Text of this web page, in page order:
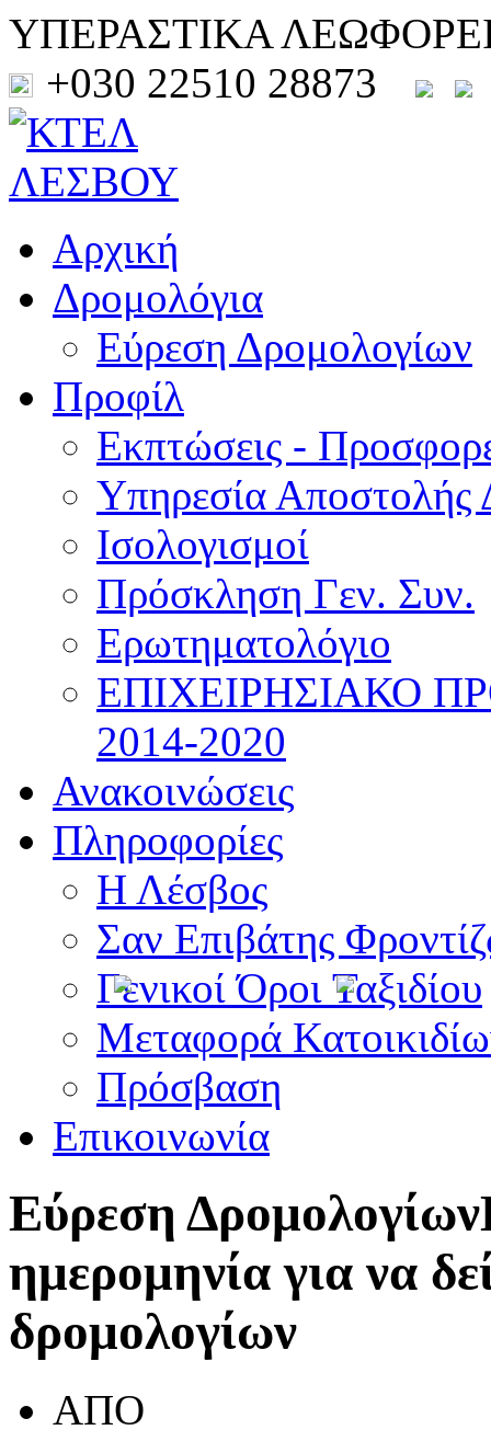
ΥΠΕΡΑΣΤΙΚΑ
+030 22510 28873
Αρχική
Δρομολόγια
Εύρεση Δρομολογίων
Προφίλ
Εκπτώσεις -
Υπηρεσία Αποστολής
Ισολογισμοί
Πρόσκληση Γεν. Συν.
Ερωτηματολόγιο
ΕΠΙΧΕΙΡΗΣΙΑΚΟ
2014-2020
Ανακοινώσεις
Πληροφορίες
Η Λέσβος
Σαν Επιβάτης
Γενικοί Όροι Ταξιδίου
Μεταφορά
Πρόσβαση
Επικοινωνία
Εύρεση Δρομολογίων
ημερομηνία για να
δρομολογίων
ΑΠΟ